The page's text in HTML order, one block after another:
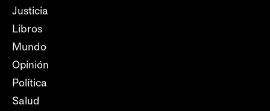
Justicia
Libros
Mundo
Opinión
Política
Salud